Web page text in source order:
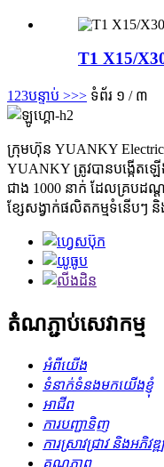
T1 X15/
1 23បន្ទាប់ >>> ទំព័រ ១ / ៣
ក្រុមហ៊ុន YUANKY Electric
YUANKY ត្រូវបានបង្កើតឡ
ជាង 1000 នាក់ ដែលគ្របដណ្ត
ខ្សែសង្វាក់ផលិតកម្មទំនើបៗ
តំណភ្ជាប់សេវាកម្ម
អំពីយើង
ទំនាក់ទំនងមកយើងខ្ញុំ
អាជីព
ការបញ្ជាទិញ
ការស្រាវជ្រាវ និងអភិវឌ្
គុណភាព